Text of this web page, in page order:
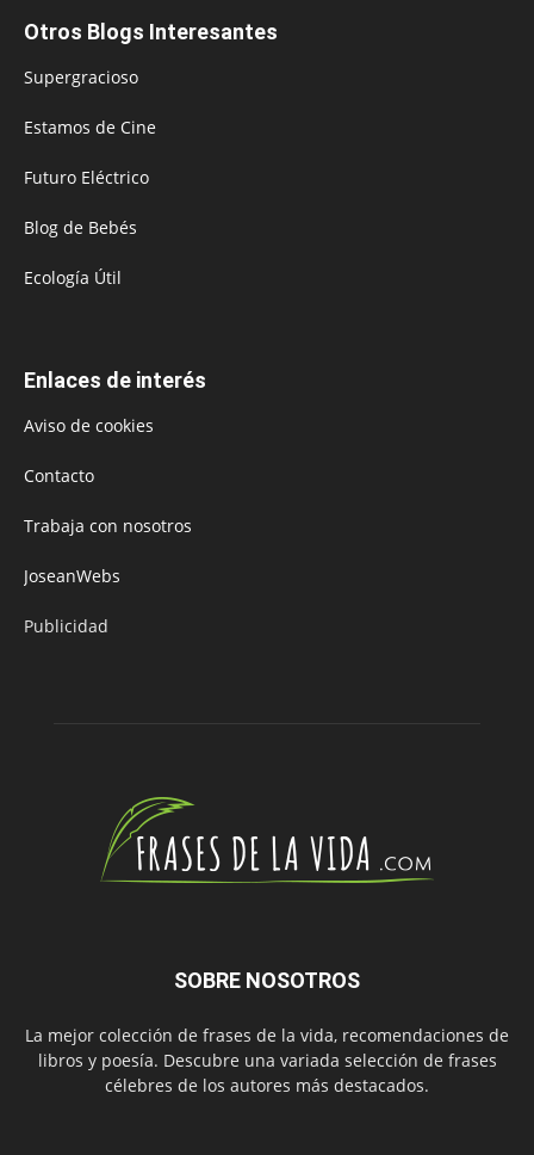
Otros Blogs Interesantes
Supergracioso
Estamos de Cine
Futuro Eléctrico
Blog de Bebés
Ecología Útil
Enlaces de interés
Aviso de cookies
Contacto
Trabaja con nosotros
JoseanWebs
Publicidad
SOBRE NOSOTROS
La mejor colección de frases de la vida, recomendaciones de
libros y poesía. Descubre una variada selección de frases
célebres de los autores más destacados.